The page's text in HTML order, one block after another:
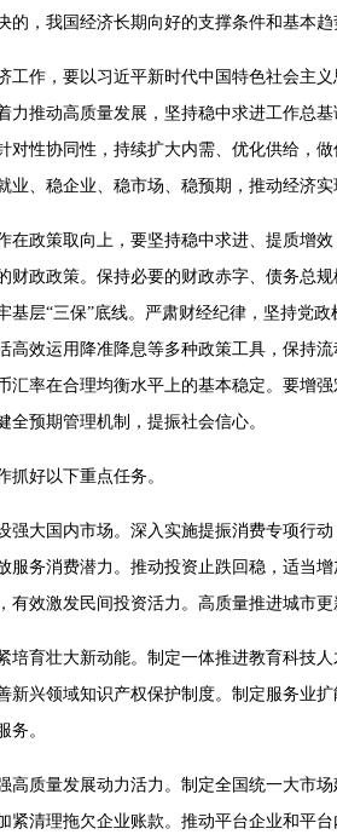
的，我国经济长期向好的支撑条件和基本
工作，要以习近平新时代中国特色社会主
力推动高质量发展，坚持稳中求进工作总
对性协同性，持续扩大内需、优化供给，
业、稳企业、稳市场、稳预期，推动经济
在政策取向上，要坚持稳中求进、提质增
财政政策。保持必要的财政赤字、债务总
基层“三保”底线。严肃财经纪律，坚持党
高效运用降准降息等多种政策工具，保持
汇率在合理均衡水平上的基本稳定。要增
全预期管理机制，提振社会信心。
抓好以下重点任务。
强大国内市场。深入实施提振消费专项行
服务消费潜力。推动投资止跌回稳，适当
有效激发民间投资活力。高质量推进城市更
培育壮大新动能。制定一体推进教育科技
新兴领域知识产权保护制度。制定服务业
务。
高质量发展动力活力。制定全国统一大市
紧清理拖欠企业账款。推动平台企业和平